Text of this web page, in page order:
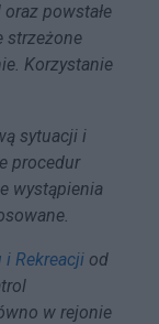
powstałe
strzeżone
Korzystanie
sytuacji i
procedur
wystąpienia
Rekreacji od
w rejonie